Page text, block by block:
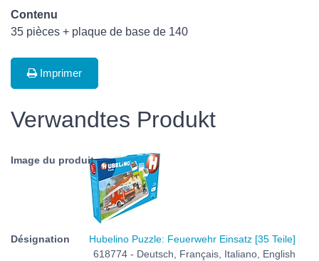
Contenu
35 pièces + plaque de base de 140
Imprimer
Verwandtes Produkt
Hubelino Puzzle: Feuerwehr Einsatz [35 Teile]
618774 - Deutsch, Français, Italiano, English